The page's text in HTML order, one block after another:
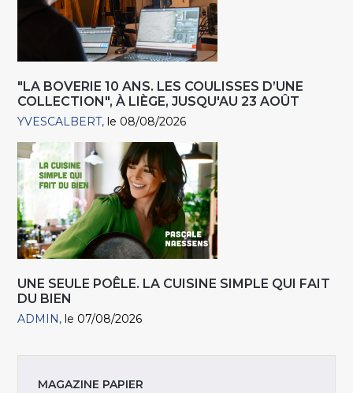
"LA BOVERIE 10 ANS. LES COULISSES D’UNE
COLLECTION", À LIÈGE, JUSQU'AU 23 AOÛT
YVESCALBERT le 08/08/2026
UNE SEULE POÊLE. LA CUISINE SIMPLE QUI FAIT
DU BIEN
ADMIN le 07/08/2026
MAGAZINE PAPIER